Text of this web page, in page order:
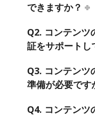
できますか？
Q2. コンテンツ
証をサポートし
Q3. コンテンツ
準備が必要です
Q4. コンテンツ